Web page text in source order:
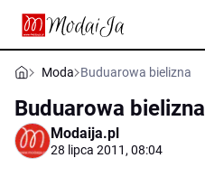
Moda Buduarowa bielizna
Buduarowa bielizna
Modaija.pl
28 lipca 2011, 08:04